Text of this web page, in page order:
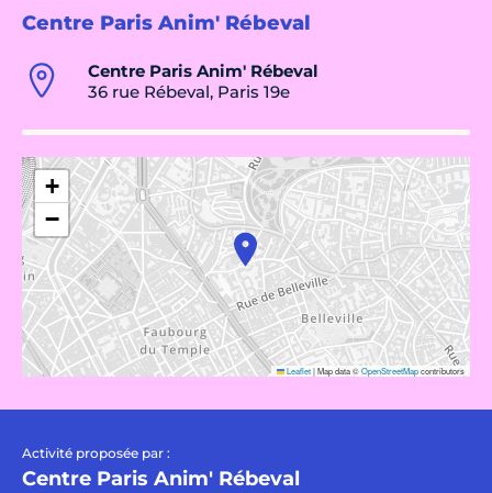
Centre Paris Anim' Rébeval
Centre Paris Anim' Rébeval
36 rue Rébeval, Paris 19e
+
−
Leaflet|Map data ©OpenStreetMapcontributors
Activité proposée par :
Centre Paris Anim' Rébeval